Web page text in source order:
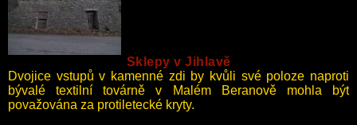
Sklepy v Jihlavě
Dvojice vstupů v kamenné zdi by kvůli své poloze naproti
bývalé textilní továrně v Malém Beranově mohla být
považována za protiletecké kryty.